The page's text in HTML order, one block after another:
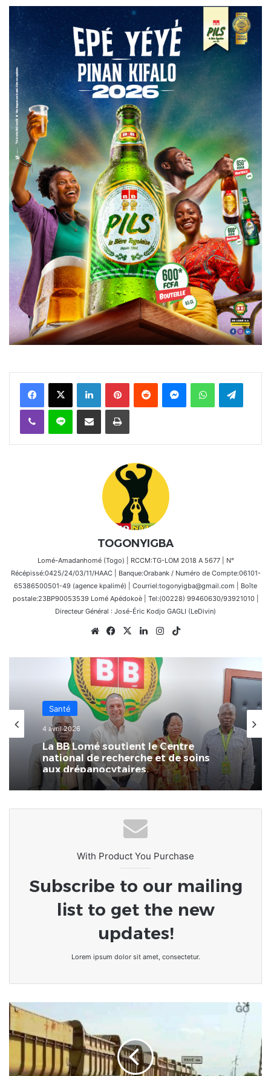
FacebookX Linkedin PinterestReddit MessengerWhatsAppTelegram
Viber Ligne Partager par email Imprimer
TOGONYIGBA
Lomé-Amadanhomé (Togo) | RCCM:TG-LOM 2018 A 5677 | N°
Récépissé:0425/24/03/11/HAAC | Banque:Orabank / Numéro de Compte:06101-
65386500501-49 (agence kpalimé) | Courriel:togonyigba@gmail.com | Boîte
postale:23BP90053539 Lomé Apédokoè | Tel:(00228) 99460630/93921010 |
Directeur Général : José-Éric Kodjo GAGLI (LeDivin)
WebsiteFacebook
X LinkedinInstagram
Santé
4 avril 2026
La BB Lomé soutient le Centre
national de recherche et de soins
aux drépanocytaires.
With Product You Purchase
Subscribe to our mailing
list to get the new
updates!
Lorem ipsum dolor sit amet, consectetur.
Togo/Vo:
Dans
sa
précipitation,
conducteur